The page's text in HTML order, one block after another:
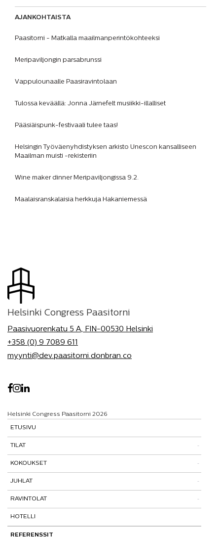
AJANKOHTAISTA
Paasitorni - Matkalla maailmanperintökohteeksi
Meripaviljongin parsabrunssi
Vappulounaalle Paasiravintolaan
Tulossa keväällä: Jonna Järnefelt musiikki-illalliset
Pääsiäispunk-festivaali tulee taas!
Helsingin Työväenyhdistyksen arkisto Unescon kansalliseen
Maailman muisti -rekisteriin
Wine maker dinner Meripaviljongissa 9.2.
Maalaisranskalaisia herkkuja Hakaniemessä
Helsinki Congress Paasitorni
Paasivuorenkatu 5 A, FIN-00530 Helsinki
+358 (0) 9 7089 611
myynti@dev.paasitorni.donbran.co
Helsinki Congress Paasitorni 2026
ETUSIVU
TILAT
Tutustu tiloihimme
Tilat ja tarinat
Paasitorni-testi
KOKOUKSET
Kokouspaketit
Lisäpalvelut
JUHLAT
Pikkujoulut
RAVINTOLAT
Paasiravintola
Muut ravintolat
HOTELLI
REFERENSSIT